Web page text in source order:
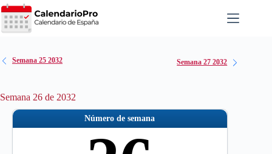
Saltar
al
contenido
Semana 25 2032 Semana 27 2032
Semana 26 de 2032
Número de semana